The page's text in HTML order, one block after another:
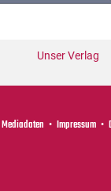
Unser Verlag
Mediadaten Impressum